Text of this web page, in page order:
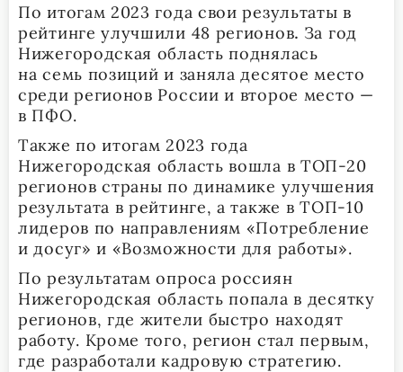
По итогам 2023 года свои результаты в
рейтинге улучшили 48 регионов. За год
Нижегородская область поднялась
на семь позиций и заняла десятое место
среди регионов России и второе место —
в ПФО.
Также по итогам 2023 года
Нижегородская область вошла в ТОП-20
регионов страны по динамике улучшения
результата в рейтинге, а также в ТОП-10
лидеров по направлениям «Потребление
и досуг» и «Возможности для работы».
По результатам опроса россиян
Нижегородская область попала в десятку
регионов, где жители быстро находят
работу. Кроме того, регион стал первым,
где разработали кадровую стратегию.